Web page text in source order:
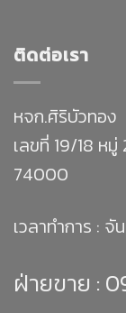
ติดต่อเรา
หจก.ศิริบัวทอง
เลขที่ 19/18 ห
74000
เวลาทำการ :
ฝ่ายขาย :